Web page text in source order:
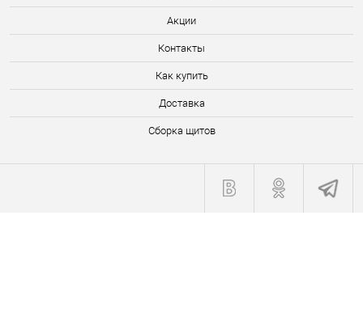
Акции
Контакты
Как купить
Доставка
Сборка щитов